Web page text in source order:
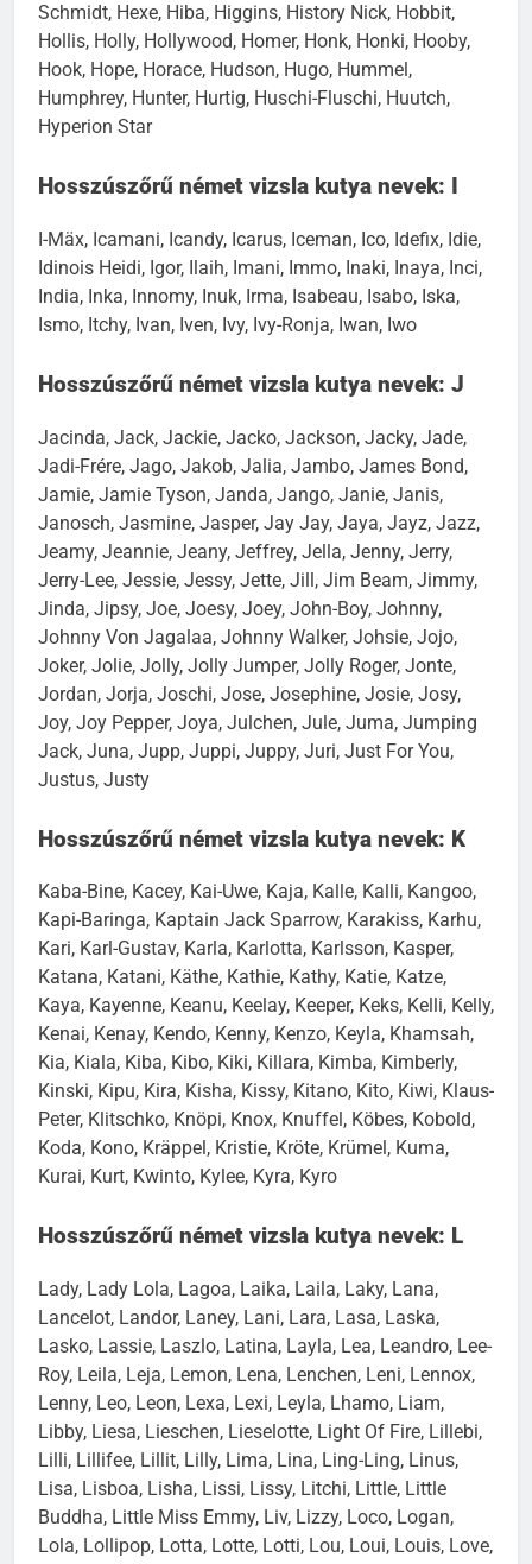
Schmidt, Hexe, Hiba, Higgins, History Nick, Hobbit,
Hollis, Holly, Hollywood, Homer, Honk, Honki, Hooby,
Hook, Hope, Horace, Hudson, Hugo, Hummel,
Humphrey, Hunter, Hurtig, Huschi-Fluschi, Huutch,
Hyperion Star
Hosszúszőrű német vizsla kutya nevek: I
I-Mäx, Icamani, Icandy, Icarus, Iceman, Ico, Idefix, Idie,
Idinois Heidi, Igor, Ilaih, Imani, Immo, Inaki, Inaya, Inci,
India, Inka, Innomy, Inuk, Irma, Isabeau, Isabo, Iska,
Ismo, Itchy, Ivan, Iven, Ivy, Ivy-Ronja, Iwan, Iwo
Hosszúszőrű német vizsla kutya nevek: J
Jacinda, Jack, Jackie, Jacko, Jackson, Jacky, Jade,
Jadi-Frére, Jago, Jakob, Jalia, Jambo, James Bond,
Jamie, Jamie Tyson, Janda, Jango, Janie, Janis,
Janosch, Jasmine, Jasper, Jay Jay, Jaya, Jayz, Jazz,
Jeamy, Jeannie, Jeany, Jeffrey, Jella, Jenny, Jerry,
Jerry-Lee, Jessie, Jessy, Jette, Jill, Jim Beam, Jimmy,
Jinda, Jipsy, Joe, Joesy, Joey, John-Boy, Johnny,
Johnny Von Jagalaa, Johnny Walker, Johsie, Jojo,
Joker, Jolie, Jolly, Jolly Jumper, Jolly Roger, Jonte,
Jordan, Jorja, Joschi, Jose, Josephine, Josie, Josy,
Joy, Joy Pepper, Joya, Julchen, Jule, Juma, Jumping
Jack, Juna, Jupp, Juppi, Juppy, Juri, Just For You,
Justus, Justy
Hosszúszőrű német vizsla kutya nevek: K
Kaba-Bine, Kacey, Kai-Uwe, Kaja, Kalle, Kalli, Kangoo,
Kapi-Baringa, Kaptain Jack Sparrow, Karakiss, Karhu,
Kari, Karl-Gustav, Karla, Karlotta, Karlsson, Kasper,
Katana, Katani, Käthe, Kathie, Kathy, Katie, Katze,
Kaya, Kayenne, Keanu, Keelay, Keeper, Keks, Kelli, Kelly,
Kenai, Kenay, Kendo, Kenny, Kenzo, Keyla, Khamsah,
Kia, Kiala, Kiba, Kibo, Kiki, Killara, Kimba, Kimberly,
Kinski, Kipu, Kira, Kisha, Kissy, Kitano, Kito, Kiwi, Klaus-
Peter, Klitschko, Knöpi, Knox, Knuffel, Köbes, Kobold,
Koda, Kono, Kräppel, Kristie, Kröte, Krümel, Kuma,
Kurai, Kurt, Kwinto, Kylee, Kyra, Kyro
Hosszúszőrű német vizsla kutya nevek: L
Lady, Lady Lola, Lagoa, Laika, Laila, Laky, Lana,
Lancelot, Landor, Laney, Lani, Lara, Lasa, Laska,
Lasko, Lassie, Laszlo, Latina, Layla, Lea, Leandro, Lee-
Roy, Leila, Leja, Lemon, Lena, Lenchen, Leni, Lennox,
Lenny, Leo, Leon, Lexa, Lexi, Leyla, Lhamo, Liam,
Libby, Liesa, Lieschen, Lieselotte, Light Of Fire, Lillebi,
Lilli, Lillifee, Lillit, Lilly, Lima, Lina, Ling-Ling, Linus,
Lisa, Lisboa, Lisha, Lissi, Lissy, Litchi, Little, Little
Buddha, Little Miss Emmy, Liv, Lizzy, Loco, Logan,
Lola, Lollipop, Lotta, Lotte, Lotti, Lou, Loui, Louis, Love,